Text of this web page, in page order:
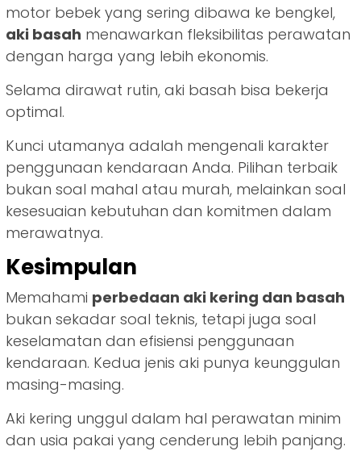
motor bebek yang sering dibawa ke bengkel,
aki basah menawarkan fleksibilitas perawatan
dengan harga yang lebih ekonomis.
Selama dirawat rutin, aki basah bisa bekerja
optimal.
Kunci utamanya adalah mengenali karakter
penggunaan kendaraan Anda. Pilihan terbaik
bukan soal mahal atau murah, melainkan soal
kesesuaian kebutuhan dan komitmen dalam
merawatnya.
Kesimpulan
Memahami perbedaan aki kering dan basah
bukan sekadar soal teknis, tetapi juga soal
keselamatan dan efisiensi penggunaan
kendaraan. Kedua jenis aki punya keunggulan
masing-masing.
Aki kering unggul dalam hal perawatan minim
dan usia pakai yang cenderung lebih panjang.